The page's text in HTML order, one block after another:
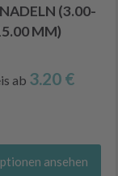
(3.00-
MM)
ab 3.20 €
ansehen